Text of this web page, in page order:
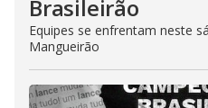
Brasileirão
Equipes se enfrentam neste
Mangueirão